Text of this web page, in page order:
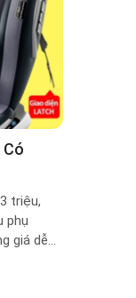
triệu,
phụ
giá dễ
vậy có
tiết để